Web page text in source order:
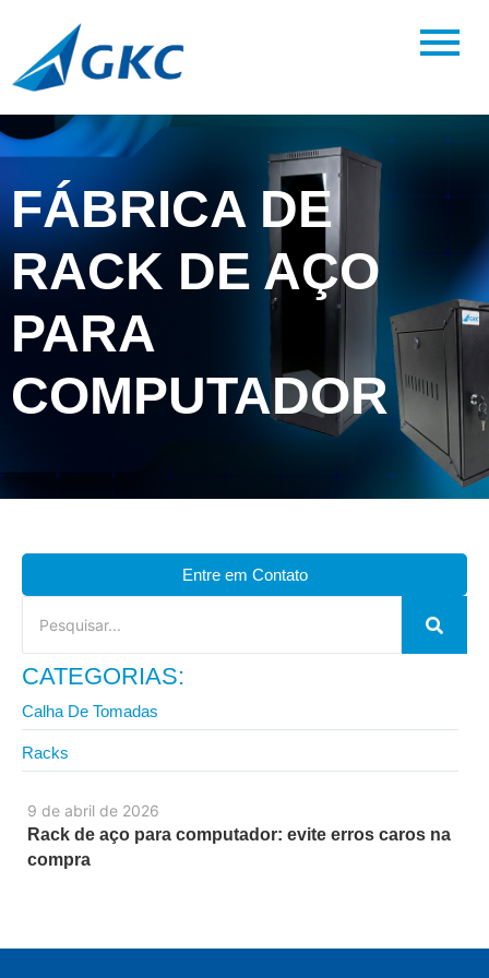
FÁBRICA DE
RACK DE AÇO
PARA
COMPUTADOR
9 de abril de 2026
Rack de aço para computador: evite erros caros na
compra
Entre em Contato
CATEGORIAS:
Calha De Tomadas
Racks